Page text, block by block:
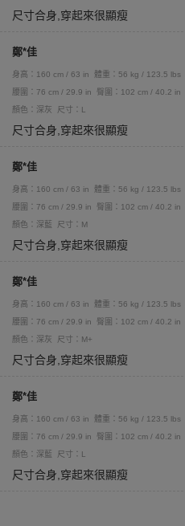
尺寸合身,穿起來很顯瘦
鄭*佳
身高：160 cm / 63 in 體重：56 kg / 123.5 lbs
腰圍：76 cm / 29.9 in
臀圍：102 cm / 40.2 in
顏色：深灰
尺寸：L
尺寸合身,穿起來很顯瘦
鄭*佳
身高：160 cm / 63 in 體重：56 kg / 123.5 lbs
腰圍：76 cm / 29.9 in
臀圍：102 cm / 40.2 in
顏色：深藍
尺寸：M
尺寸合身,穿起來很顯瘦
鄭*佳
身高：160 cm / 63 in 體重：56 kg / 123.5 lbs
腰圍：76 cm / 29.9 in
臀圍：102 cm / 40.2 in
顏色：深灰
尺寸：M+
尺寸合身,穿起來很顯瘦
鄭*佳
身高：160 cm / 63 in 體重：56 kg / 123.5 lbs
腰圍：76 cm / 29.9 in
臀圍：102 cm / 40.2 in
顏色：深藍
尺寸：L
尺寸合身,穿起來很顯瘦